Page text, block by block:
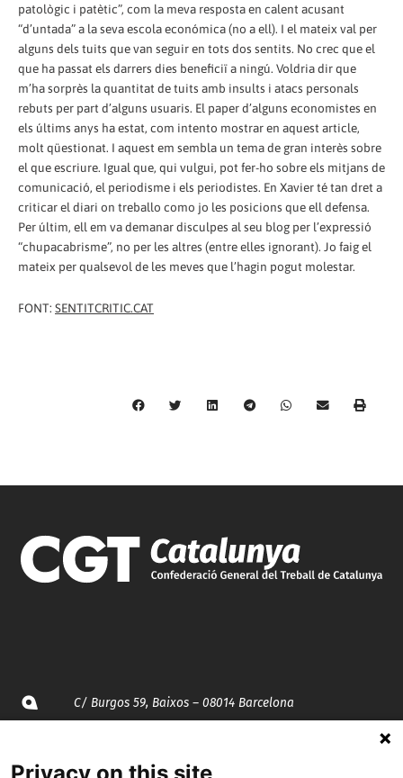
patològic i patètic”, com la meva resposta en calent acusant
“d’untada” a la seva escola económica (no a ell). I el mateix val per
alguns dels tuits que van seguir en tots dos sentits. No crec que el
que ha passat els darrers dies beneficiï a ningú. Voldria dir que
m’ha sorprès la quantitat de tuits amb insults i atacs personals
rebuts per part d’alguns usuaris. El paper d’alguns economistes en
els últims anys ha estat, com intento mostrar en aquest article,
molt qüestionat. I aquest em sembla un tema de gran interès sobre
el que escriure. Igual que, qui vulgui, pot fer-ho sobre els mitjans de
comunicació, el periodisme i els periodistes. En Xavier té tan dret a
criticar el diari on treballo como jo les posicions que ell defensa.
Per últim, ell em va demanar disculpes al seu blog per l’expressió
“chupacabrisme”, no per les altres (entre elles ignorant). Jo faig el
mateix per qualsevol de les meves que l’hagin pogut molestar.
FONT: SENTITCRITIC.CAT
C/ Burgos 59, Baixos – 08014 Barcelona